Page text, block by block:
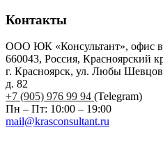
Контакты
ООО ЮК «Консультант», офис в
660043, Россия, Красноярский
г. Красноярск, ул. Любы
д. 82
+7 (905) 976 99 94 (Telegram)
Пн – Пт: 10:00 – 19:00
mail@krasconsultant.ru